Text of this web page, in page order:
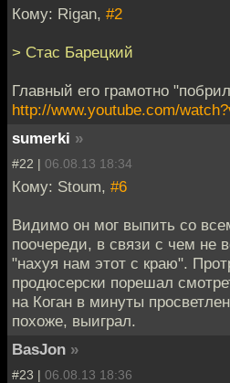
Кому: Rigan, #2
> Стас Барецкий
Главный его грамотно
http://www.youtube.com/
sumerki »
#22 | 06.08.13 18:34
Кому: Stoum, #6
Видимо он мог выпить со
поочереди, в связи с чем не
"нахуя нам этот с краю".
продюсерски порешал
на Коган в минуты
похоже, выиграл.
BasJon »
#23 | 06.08.13 18:36